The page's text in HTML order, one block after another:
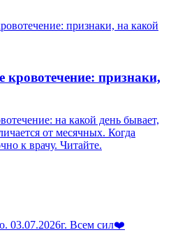
признаки,
на какой день бывает,
от месячных. Когда
к врачу. Читайте.
03.07.2026г. Всем сил❤️